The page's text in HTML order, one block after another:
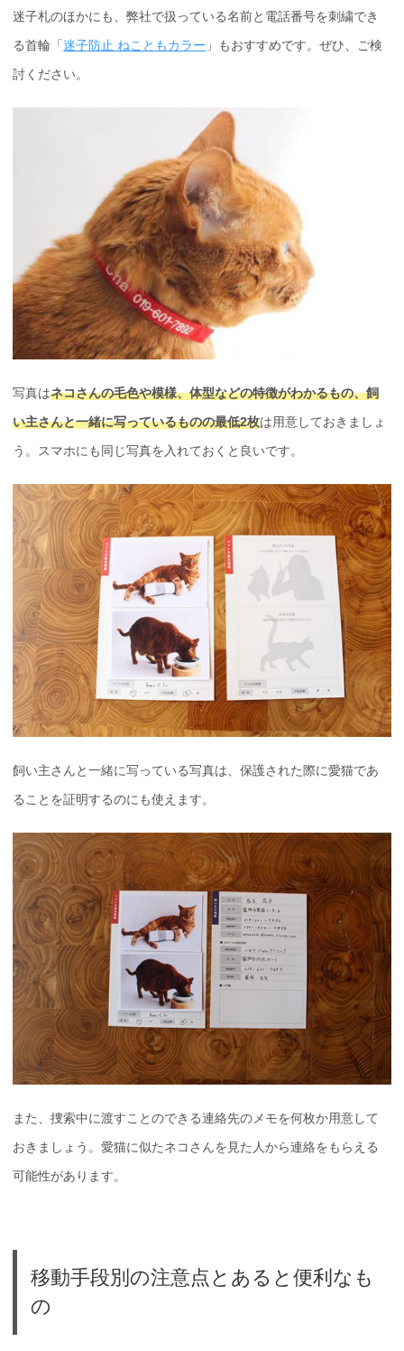
迷子札のほかにも、弊社で扱っている名前と電話番号を刺繍でき
る首輪「迷子防止 ねこともカラー 」もおすすめです。ぜひ、ご検
討ください。
写真はネコさんの毛色や模様、体型などの特徴がわかるもの、飼
い主さんと一緒に写っているものの最低2枚は用意しておきましょ
う。スマホにも同じ写真を入れておくと良いです。
飼い主さんと一緒に写っている写真は、保護された際に愛猫であ
ることを証明するのにも使えます。
また、捜索中に渡すことのできる連絡先のメモを何枚か用意して
おきましょう。愛猫に似たネコさんを見た人から連絡をもらえる
可能性があります。
移動手段別の注意点とあると便利なも
の